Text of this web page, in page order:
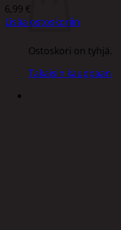
Ostoskori on tyhjä.
Takaisin kauppaan
6,99 €
Lisää ostoskoriin